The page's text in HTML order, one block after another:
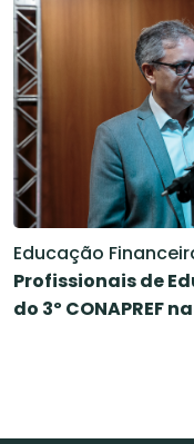
Educação
Profissionais de
do 3º CONAPREF